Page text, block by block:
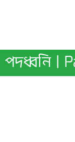
পদধ্বনি |